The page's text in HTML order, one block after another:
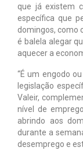
que já existem
específica que
domingos, como
é balela alegar
aquecer a
“É um engodo
legislação
Valeir,
nível de
abrindo aos
durante a
desemprego e